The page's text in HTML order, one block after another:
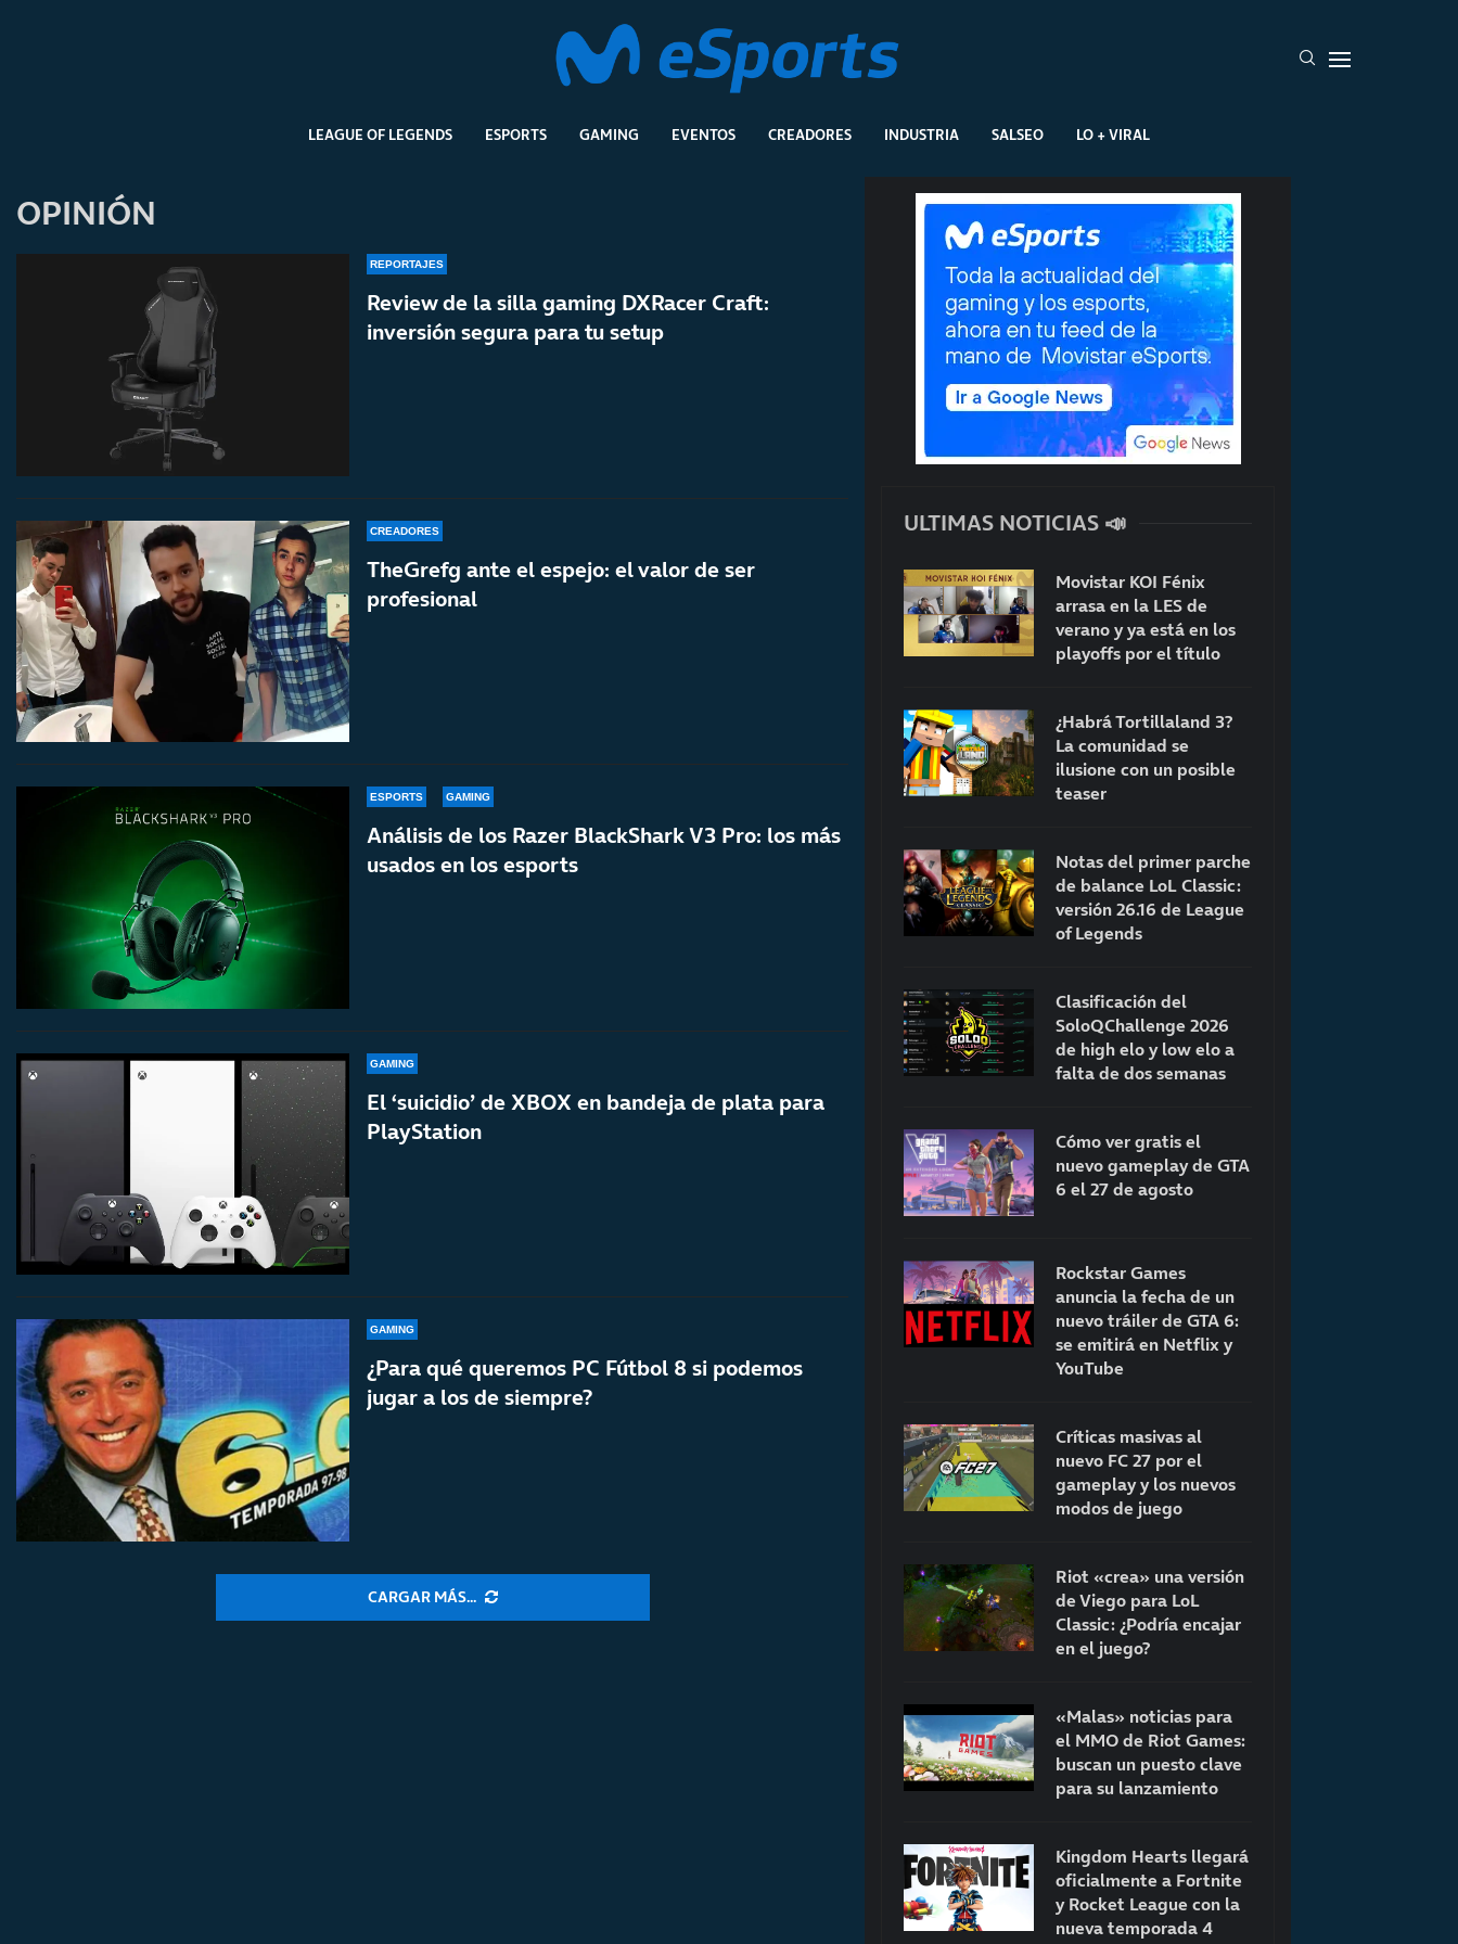
LEAGUE OF LEGENDS ESPORTS GAMING EVENTOS CREADORES INDUSTRIA SALSEO LO + VIRAL
OPINIÓN
REPORTAJES
Review de la silla gaming DXRacer Craft:
inversión segura para tu setup
CREADORES
TheGrefg ante el espejo: el valor de ser
profesional
ESPORTS GAMING
Análisis de los Razer BlackShark V3 Pro: los más
usados en los esports
GAMING
El ‘suicidio’ de XBOX en bandeja de plata para
PlayStation
GAMING
¿Para qué queremos PC Fútbol 8 si podemos
jugar a los de siempre?
CARGAR MÁS...
ULTIMAS NOTICIAS 📣
Movistar KOI Fénix
arrasa en la LES de
verano y ya está en los
playoffs por el título
¿Habrá Tortillaland 3?
La comunidad se
ilusione con un posible
teaser
Notas del primer parche
de balance LoL Classic:
versión 26.16 de League
of Legends
Clasificación del
SoloQChallenge 2026
de high elo y low elo a
falta de dos semanas
Cómo ver gratis el
nuevo gameplay de GTA
6 el 27 de agosto
Rockstar Games
anuncia la fecha de un
nuevo tráiler de GTA 6:
se emitirá en Netflix y
YouTube
Críticas masivas al
nuevo FC 27 por el
gameplay y los nuevos
modos de juego
Riot «crea» una versión
de Viego para LoL
Classic: ¿Podría encajar
en el juego?
«Malas» noticias para
el MMO de Riot Games:
buscan un puesto clave
para su lanzamiento
Kingdom Hearts llegará
oficialmente a Fortnite
y Rocket League con la
nueva temporada 4